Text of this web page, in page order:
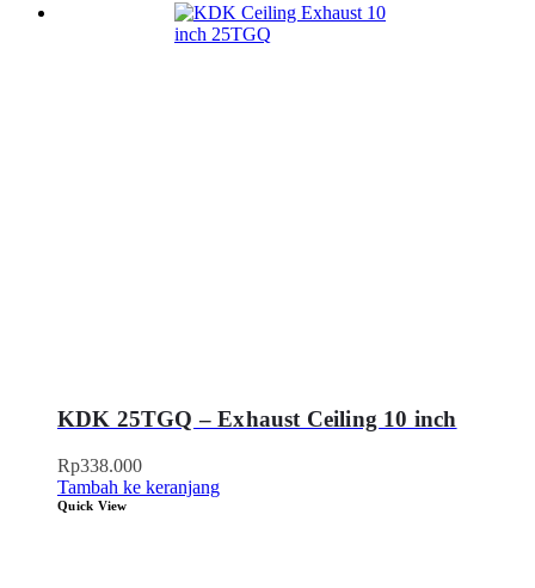
KDK 25TGQ – Exhaust Ceiling 10 inch
Rp338.000
Tambah ke keranjang
Quick View